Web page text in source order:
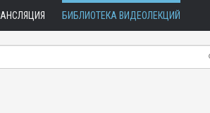
БИБЛИОТЕКА ВИДЕОЛЕКЦИЙ